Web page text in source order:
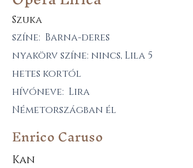
Szuka
színe: Barna-deres
nyakörv színe: nincs, Lila 5
hetes kortól
hívóneve: Lira
Németországban él
Enrico Caruso
Kan